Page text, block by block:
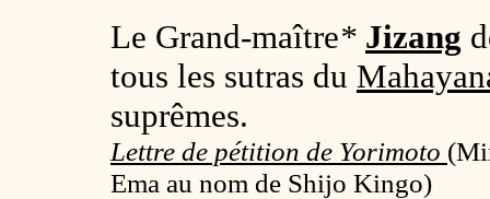
Le Grand-maître* Jizang
tous les sutras du
suprêmes.
Lettre de pétition de Yorimoto (
Ema au nom de Shijo Kingo)